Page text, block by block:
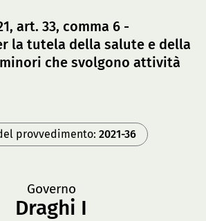
art. 33, comma 6 -
la tutela della salute e della
che svolgono attività
provvedimento: 2021-36
Governo
Draghi I